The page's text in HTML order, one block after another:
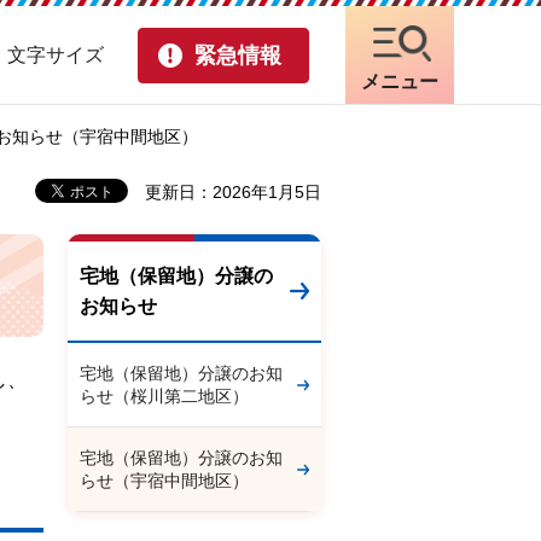
文字サイズ 緊急情報
メニュー
らせ（宇宿中間地区）
更新日：2026年1月5日
宅地（保留地）分譲の
お知らせ
宅地（保留地）分譲のお知
らせ（桜川第二地区）
宅地（保留地）分譲のお知
らせ（宇宿中間地区）